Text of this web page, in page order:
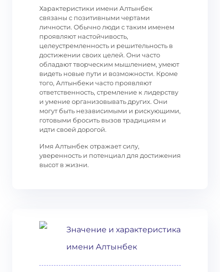
Характеристики имени Алтынбек
связаны с позитивными чертами
личности. Обычно люди с таким именем
проявляют настойчивость,
целеустремленность и решительность в
достижении своих целей. Они часто
обладают творческим мышлением, умеют
видеть новые пути и возможности. Кроме
того, Алтынбеки часто проявляют
ответственность, стремление к лидерству
и умение организовывать других. Они
могут быть независимыми и рискующими,
готовыми бросить вызов традициям и
идти своей дорогой.
Имя Алтынбек отражает силу,
уверенность и потенциал для достижения
высот в жизни.
Значение и характеристика
имени Алтынбек